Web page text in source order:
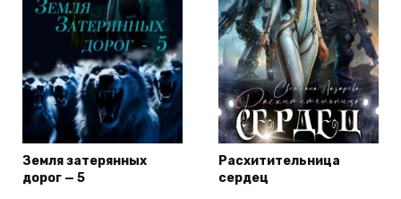
Земля затерянных
дорог — 5
Расхитительница
сердец